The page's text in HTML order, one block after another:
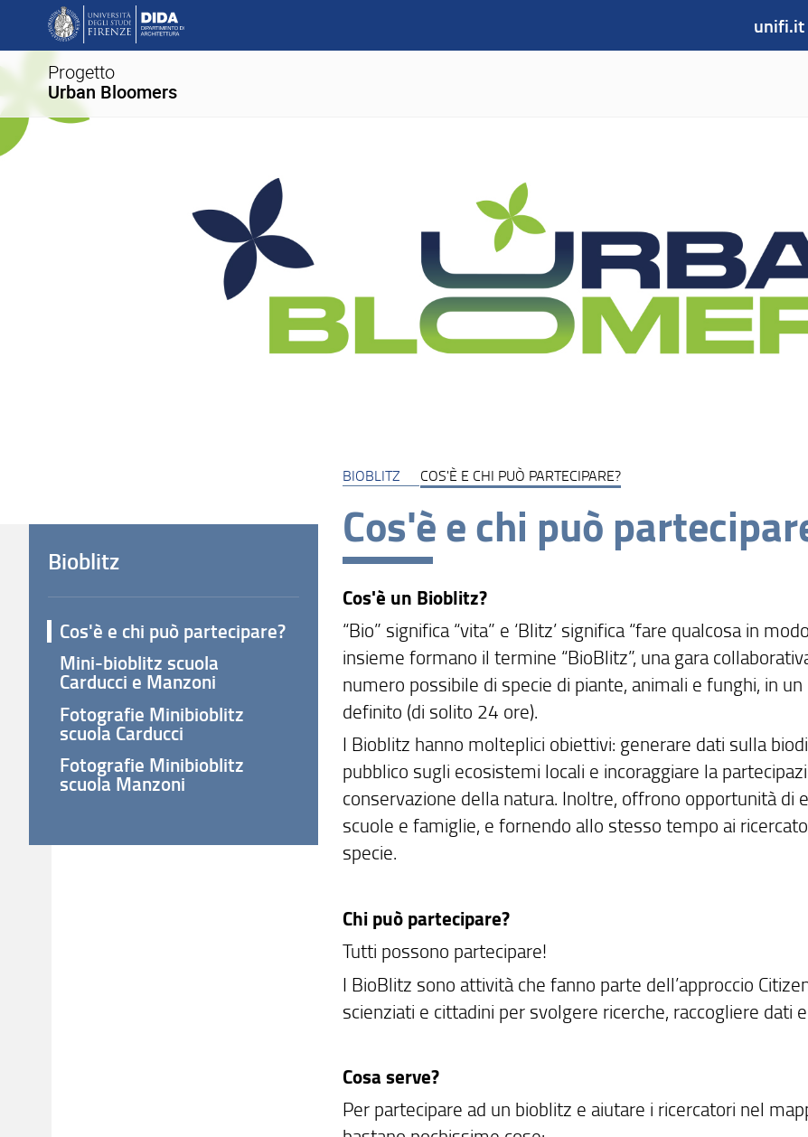
unifi.it
Progetto
Urban Bloomers
BIOBLITZ COS'È E CHI PUÒ PARTECIPARE?
Cos'è e chi può
Cos'è un Bioblitz?
“Bio” significa “vita” e ‘Blitz’ significa “fare qualcosa in
insieme formano il termine “BioBlitz”, una gara
numero possibile di specie di piante, animali e funghi, in
definito (di solito 24 ore).
I Bioblitz hanno molteplici obiettivi: generare dati sulla
pubblico sugli ecosistemi locali e incoraggiare la
conservazione della natura. Inoltre, offrono opportunità di
scuole e famiglie, e fornendo allo stesso tempo ai
specie.
Chi può partecipare?
Tutti possono partecipare!
I BioBlitz sono attività che fanno parte dell’approccio
scienziati e cittadini per svolgere ricerche, raccogliere dati
Cosa serve?
Per partecipare ad un bioblitz e aiutare i ricercatori nel
Bioblitz
Cos'è e chi può partecipare?
Mini-bioblitz scuola
Carducci e Manzoni
Fotografie Minibioblitz
scuola Carducci
Fotografie Minibioblitz
scuola Manzoni